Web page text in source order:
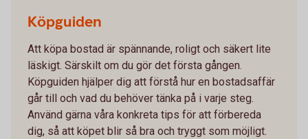
Köpguiden
Att köpa bostad är spännande, roligt och säkert lite
läskigt. Särskilt om du gör det första gången.
Köpguiden hjälper dig att förstå hur en bostadsaffär
går till och vad du behöver tänka på i varje steg.
Använd gärna våra konkreta tips för att förbereda
dig, så att köpet blir så bra och tryggt som möjligt.